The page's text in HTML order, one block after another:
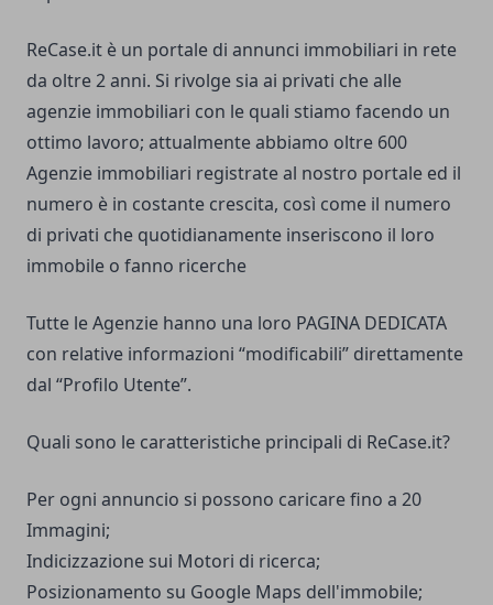
ReCase.it è un portale di annunci immobiliari in rete
da oltre 2 anni. Si rivolge sia ai privati che alle
agenzie immobiliari con le quali stiamo facendo un
ottimo lavoro; attualmente abbiamo oltre 600
Agenzie immobiliari registrate al nostro portale ed il
numero è in costante crescita, così come il numero
di privati che quotidianamente inseriscono il loro
immobile o fanno ricerche
Tutte le Agenzie hanno una loro PAGINA DEDICATA
con relative informazioni “modificabili” direttamente
dal “Profilo Utente”.
Quali sono le caratteristiche principali di ReCase.it?
Per ogni annuncio si possono caricare fino a 20
Immagini;
Indicizzazione sui Motori di ricerca;
Posizionamento su Google Maps dell'immobile;